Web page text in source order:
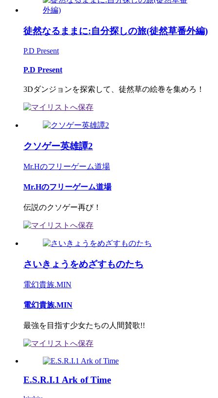
徒然なるままに:自分探しの旅(徒然草番外編)
P.D Present
P.D Present
3Dダンジョンを探索して、徒然草の絵巻を集めろ！
クソゲー英雄譚2
Mr.Hのフリーゲーム道場
Mr.Hのフリーゲーム道場
伝説のクソゲー再び！
さいきょうをめざすものたち
電幻貴族.MIN
電幻貴族.MIN
最強を目指す少女たちの人間賛歌!!
E.S.R.I.1 Ark of Time